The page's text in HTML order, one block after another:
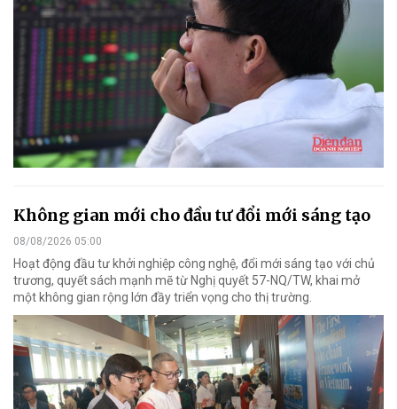
Không gian mới cho đầu tư đổi mới sáng tạo
08/08/2026 05:00
Hoạt động đầu tư khởi nghiệp công nghệ, đổi mới sáng tạo với chủ
trương, quyết sách mạnh mẽ từ Nghị quyết 57-NQ/TW, khai mở
một không gian rộng lớn đầy triển vọng cho thị trường.